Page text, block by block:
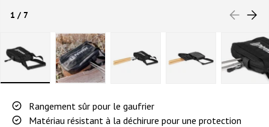
PRÉCÉDENT
1 / de
7
Rangement sûr pour le gaufrier
Matériau résistant à la déchirure pour une protection